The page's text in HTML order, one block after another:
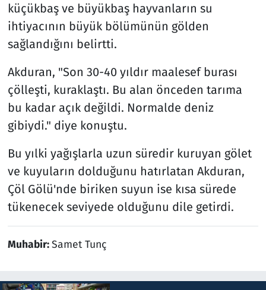
küçükbaş ve büyükbaş hayvanların su
ihtiyacının büyük bölümünün gölden
sağlandığını belirtti.
Akduran, "Son 30-40 yıldır maalesef burası
çölleşti, kuraklaştı. Bu alan önceden tarıma
bu kadar açık değildi. Normalde deniz
gibiydi." diye konuştu.
Bu yılki yağışlarla uzun süredir kuruyan gölet
ve kuyuların dolduğunu hatırlatan Akduran,
Çöl Gölü'nde biriken suyun ise kısa sürede
tükenecek seviyede olduğunu dile getirdi.
Muhabir:Samet Tunç